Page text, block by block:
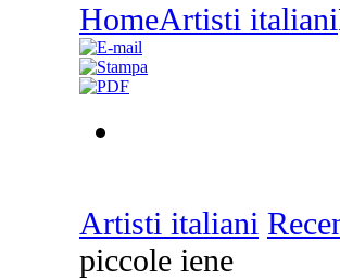
HomeArtisti italiani
Artisti italiani
piccole iene